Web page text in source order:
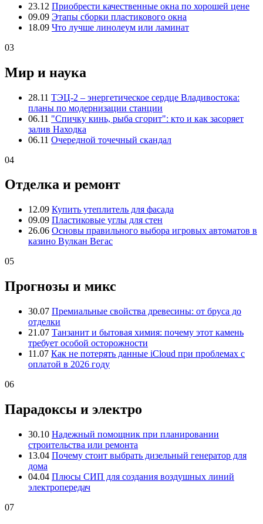
23.12 Приобрести качественные окна по хорошей цене
09.09 Этапы сборки пластикового окна
18.09 Что лучше линолеум или ламинат
03
Мир и наука
28.11 ТЭЦ-2 – энергетическое сердце Владивостока:
планы по модернизации станции
06.11 "Спичку кинь, рыба сгорит": кто и как засоряет
залив Находка
06.11 Очередной точечный скандал
04
Отделка и ремонт
12.09 Купить утеплитель для фасада
09.09 Пластиковые углы для стен
26.06 Основы правильного выбора игровых автоматов в
казино Вулкан Вегас
05
Прогнозы и микс
30.07 Премиальные свойства древесины: от бруса до
отделки
21.07 Танзанит и бытовая химия: почему этот камень
требует особой осторожности
11.07 Как не потерять данные iCloud при проблемах с
оплатой в 2026 году
06
Парадоксы и электро
30.10 Надежный помощник при планировании
строительства или ремонта
13.04 Почему стоит выбрать дизельный генератор для
дома
04.04 Плюсы СИП для создания воздушных линий
электропередач
07